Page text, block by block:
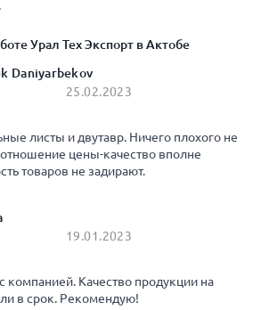
Урал Тех Экспорт в Актобе
Daniyarbekov
25.02.2023
листы и двутавр. Ничего плохого не
цены-качество вполне
товаров не задирают.
19.01.2023
компанией. Качество продукции на
в срок. Рекомендую!